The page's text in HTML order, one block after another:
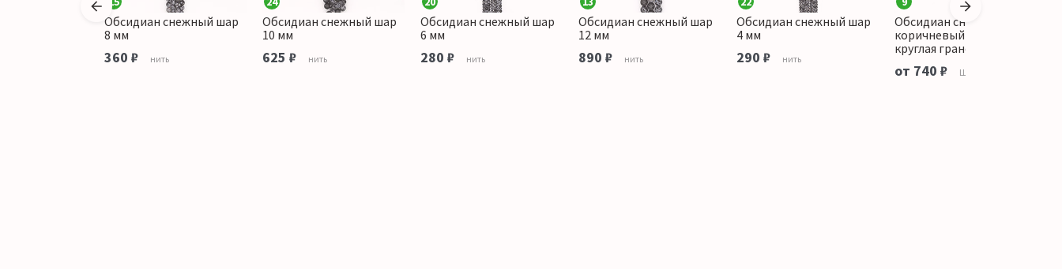
Обсидиан снежный шар
8 мм
360 ₽ нить
Обсидиан снежный шар
10 мм
625 ₽ нить
Обсидиан снежный шар
6 мм
280 ₽ нить
Обсидиан снежный шар
12 мм
890 ₽ нить
Обсидиан снежный шар
4 мм
290 ₽ нить
Обсидиан снежный
коричневый таблетка
круглая граненая
от 740 ₽ Штука